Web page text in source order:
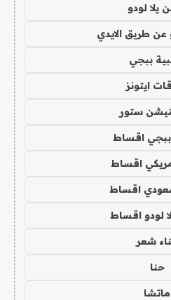
يلا لودو
طريق الايدي
ببجي
ايتونز
ستور
اقساط
اقساط
اقساط
لودو اقساط
شعر
حنا
ماتشا